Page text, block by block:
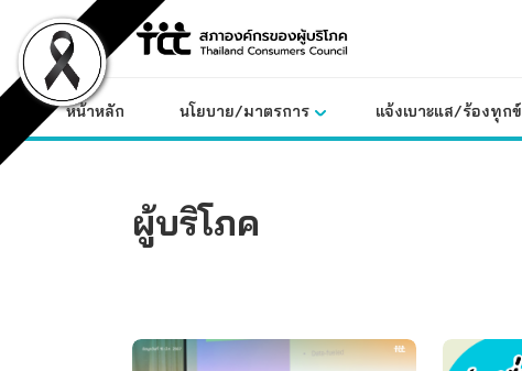
content
หน้าหลัก นโยบาย/มาตรการ แจ้งเบาะแส/ร้องทุกข์
ผู้บริโภค